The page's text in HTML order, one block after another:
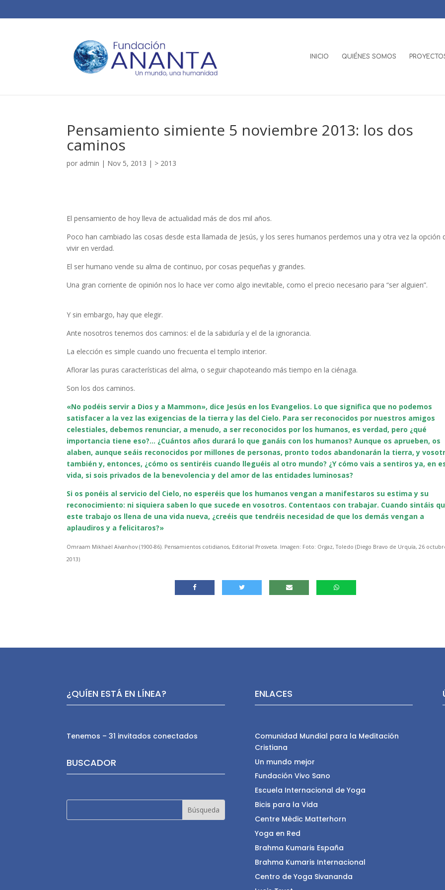
INICIO QUIÉNES SOMOS
Pensamiento simiente 5 noviembre 2013: los dos
caminos
por admin | Nov 5, 2013 | > 2013
El pensamiento de hoy lleva de actualidad más de dos mil años.
Poco han cambiado las cosas desde esta llamada de Jesús, y los seres humanos perdemos una y otra vez la opción
vivir en verdad.
El ser humano vende su alma de continuo, por cosas pequeñas y grandes.
Una gran corriente de opinión nos lo hace ver como algo inevitable, como el precio necesario para “ser alguien”.
Y sin embargo, hay que elegir.
Ante nosotros tenemos dos caminos: el de la sabiduría y el de la ignorancia.
La elección es simple cuando uno frecuenta el templo interior.
Aflorar las puras características del alma, o seguir chapoteando más tiempo en la ciénaga.
Son los dos caminos.
«No podéis servir a Dios y a Mammon», dice Jesús en los Evangelios. Lo que significa que no podemos
satisfacer a la vez las exigencias de la tierra y las del Cielo. Para ser reconocidos por nuestros amigos
celestiales, debemos renunciar, a menudo, a ser reconocidos por los humanos, es verdad, pero ¿qué
importancia tiene eso?… ¿Cuántos años durará lo que ganáis con los humanos? Aunque os aprueben, os
alaben, aunque seáis reconocidos por millones de personas, pronto todos abandonarán la tierra, y
también y, entonces, ¿cómo os sentiréis cuando lleguéis al otro mundo? ¿Y cómo vais a sentiros ya, en
vida, si sois privados de la benevolencia y del amor de las entidades luminosas?
Si os ponéis al servicio del Cielo, no esperéis que los humanos vengan a manifestaros su estima y su
reconocimiento: ni siquiera saben lo que sucede en vosotros. Contentaos con trabajar. Cuando sintáis
este trabajo os llena de una vida nueva, ¿creéis que tendréis necesidad de que los demás vengan a
aplaudiros y a felicitaros?»
Omraam Mikhaël Aïvanhov (1900-86). Pensamientos cotidianos, Editorial Prosveta. Imagen: Foto: Orgaz, Toledo (Diego Bravo de Urquía, 26
2013)
¿QUÍEN ESTÁ EN LÍNEA?
Tenemos – 31 invitados conectados
BUSCADOR
ENLACES
Comunidad Mundial para la Meditación
Cristiana
Un mundo mejor
Fundación Vivo Sano
Escuela Internacional de Yoga
Bicis para la Vida
Centre Mèdic Matterhorn
Yoga en Red
Brahma Kumaris España
Brahma Kumaris Internacional
Centro de Yoga Sivananda